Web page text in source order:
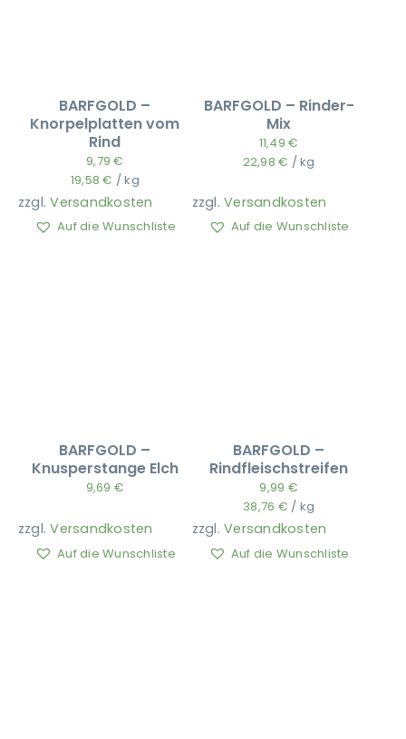
BARFGOLD –
Knorpelplatten vom
Rind
9,79€
19,58€ /kg
zzgl.Versandkosten
Auf die Wunschliste
BARFGOLD – Rinder-
Mix
11,49€
22,98€ /kg
zzgl.Versandkosten
Auf die Wunschliste
BARFGOLD –
Knusperstange Elch
9,69 €
zzgl.Versandkosten
Auf die Wunschliste
BARFGOLD –
Rindfleischstreifen
9,99 €
38,76 € / kg
zzgl.Versandkosten
Auf die Wunschliste